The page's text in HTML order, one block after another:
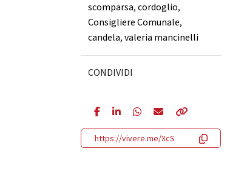
scomparsa,cordoglio,
Consigliere Comunale,
candela,valeria mancinelli
CONDIVIDI
https://vivere.me/XcS